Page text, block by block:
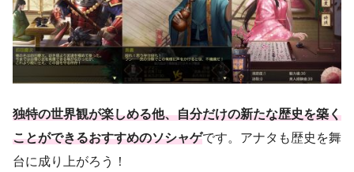
独特の世界観が楽しめる他、自分だけの新たな歴史を築く
ことができるおすすめのソシャゲです。アナタも歴史を舞
台に成り上がろう！